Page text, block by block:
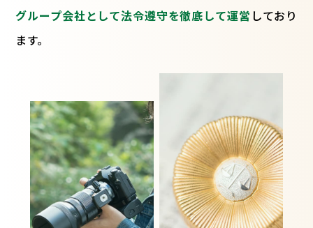
グループ会社として法令遵守を徹底して運営 しており
ます。